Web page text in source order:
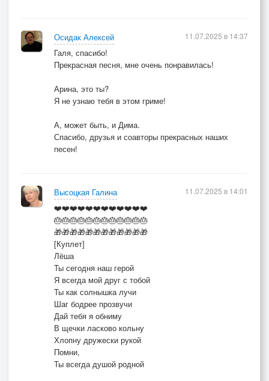
Осидак Алексей
Галя, спасибо!
Прекрасная песня, мне очень понравилась!
Арина, это ты?
Я не узнаю тебя в этом гриме!
А, может быть, и Дима.
Спасибо, друзья и соавторы прекрасных наших
песен!
11.07.2025 в 14:37
Высоцкая Галина
❤️❤️❤️❤️❤️❤️❤️❤️❤️❤️❤️❤️
🎂🎂🎂🎂🎂🎂🎂🎂🎂🎂🎂🎂
🎁🎁🎁🎁🎁🎁🎁🎁🎁🎁🎁🎁
[Куплет]
Лёша
Ты сегодня наш герой
Я всегда мой друг с тобой
Ты как солнышка лучи
Шаг бодрее прозвучи
Дай тебя я обниму
В щечки ласково кольну
Хлопну дружески рукой
Помни,
Ты всегда душой родной
11.07.2025 в 14:01